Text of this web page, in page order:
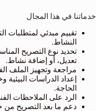
خدماتنا في هذا المجال
تقييم مبدئي لمتطلبات
النشاط.
تحديد نوع التصريح
تعديل، أو إضافة نشاط.
مراجعة وتجهيز الملف
إعداد الدراسات
الحاجة.
الرد على الملاحظات
دعم ما بعد التصريح من